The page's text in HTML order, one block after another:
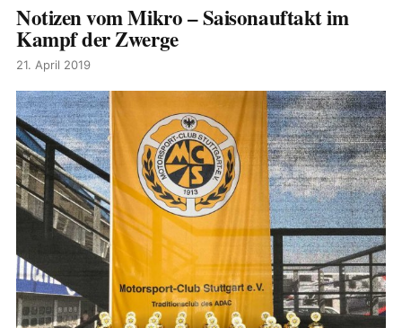
Notizen vom Mikro – Saisonauftakt im
Kampf der Zwerge
21. April 2019